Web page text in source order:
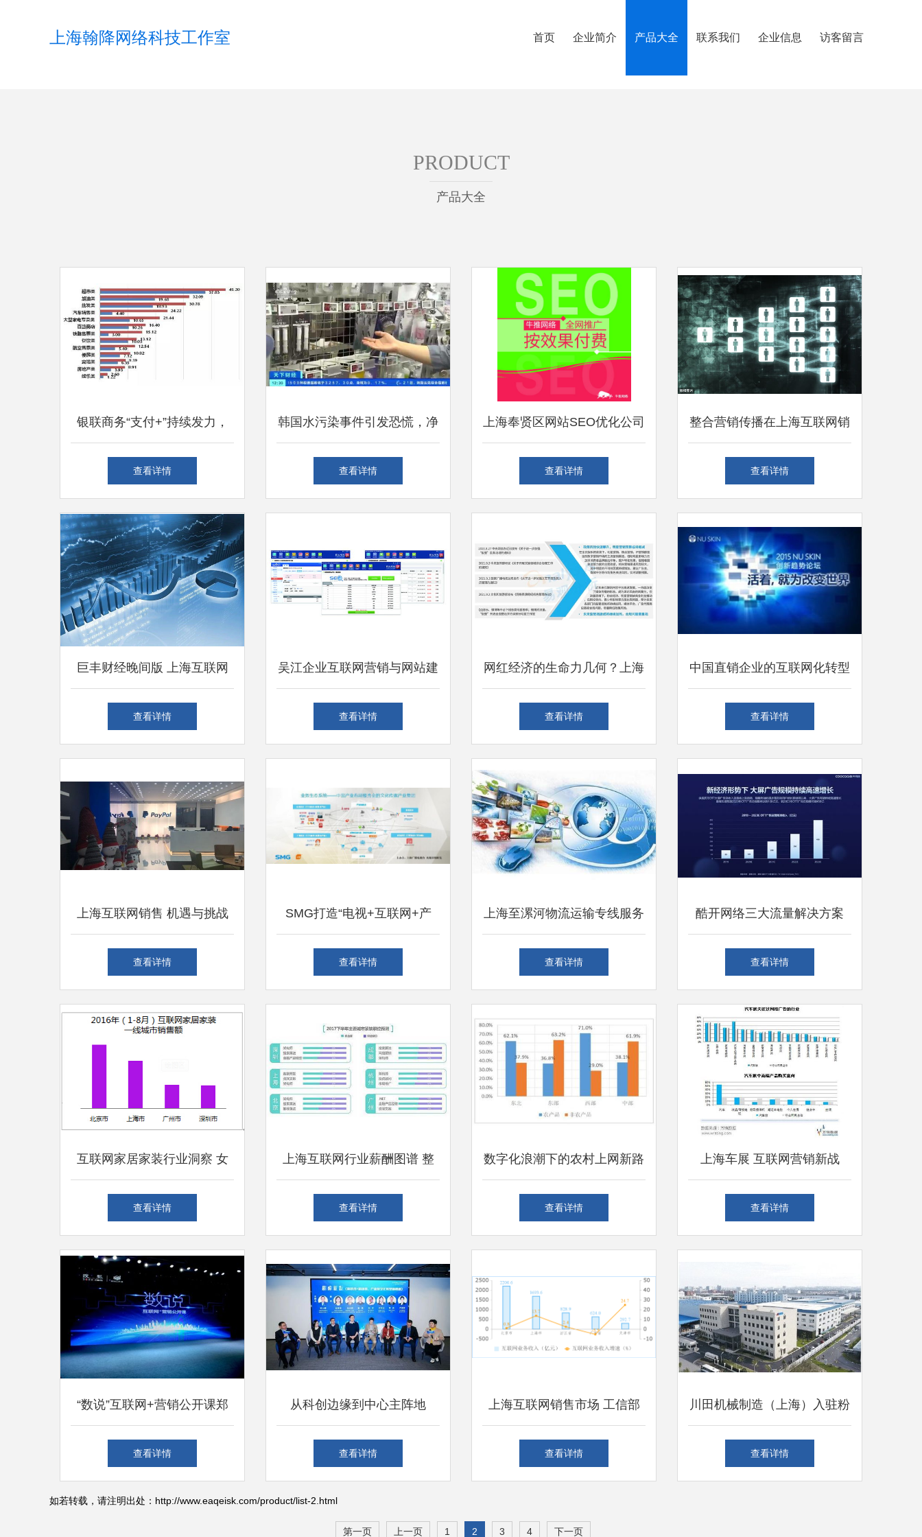
上海翰降网络科技工作室 首页 企业简介 产品大全 联系我们 企业信息 访客留言
PRODUCT
产品大全
银联商务“支付+”持续发力，
助力上海互联网销售在疫情防
查看详情
韩国水污染事件引发恐慌，净
水设备在华销量飙升
查看详情
上海奉贤区网站SEO优化公司
互联网产品与销售的专业提升
查看详情
整合营销传播在上海互联网销
售中的应用 以客户关系为核
查看详情
巨丰财经晚间版 上海互联网
销售板块投资机遇深度解析
查看详情
吴江企业互联网营销与网站建
设指南 本地优质服务商与上
查看详情
网红经济的生命力几何？上海
互联网销售的转型与思考
查看详情
中国直销企业的互联网化转型
安利、自然阳光等积极布局线
查看详情
上海互联网销售 机遇与挑战
并存的职场选择与生活成本分
查看详情
SMG打造“电视+互联网+产
业”全景营销生态圈，引领上
查看详情
上海至漯河物流运输专线服务
为互联网销售企业打造高效供
查看详情
酷开网络三大流量解决方案
激活大屏流量池，赋能上海互
查看详情
互联网家居家装行业洞察 女
性用户主导消费，上海市场引
查看详情
上海互联网行业薪酬图谱 整
体上涨背后，技术与销售岗位
查看详情
数字化浪潮下的农村上网新路
径 手机成主力，互联网销售
查看详情
上海车展 互联网营销新战
场，线上销售成风向标
查看详情
“数说”互联网+营销公开课郑
州站圆满落幕，上海互联网销
查看详情
从科创边缘到中心主阵地
2023上海数智产业沙龙走
查看详情
上海互联网销售市场 工信部
数据显示上半年网络销售企业
查看详情
川田机械制造（上海）入驻粉
享通 开启互联网销售新篇章
查看详情
如若转载，请注明出处：http://www.eaqeisk.com/product/list-2.html
第一页 上一页 1 2 3 4 下一页